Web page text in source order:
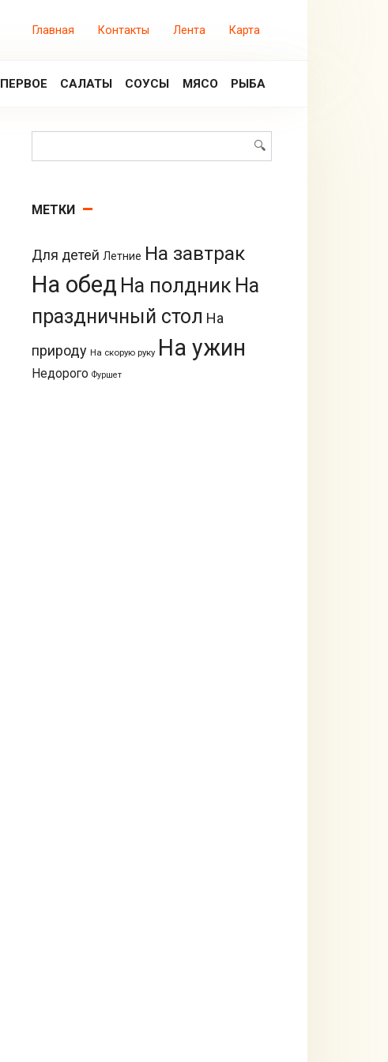
Главная Контакты Лента Карта
ПЕРВОЕ САЛАТЫ СОУСЫ МЯСО РЫБА
МЕТКИ
Для детей Летние На завтрак
На обед На полдник На
праздничный стол На
природу На скорую руку На ужин
Недорого Фуршет